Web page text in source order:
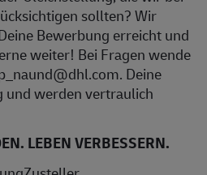
sollten? Wir
Bewerbung erreicht und
weiter! Bei Fragen wende
Deine
werden vertraulich
LEBEN VERBESSERN.